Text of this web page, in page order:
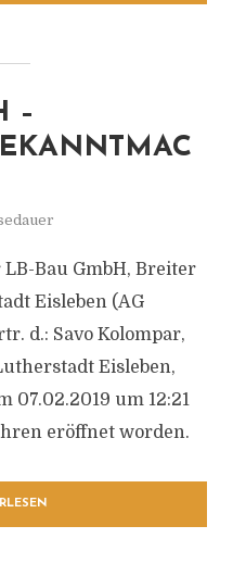
–
Bau GmbH, Breiter
Eisleben (AG
d.: Savo Kolompar,
Eisleben,
07.02.2019 um 12:21
eröffnet worden.